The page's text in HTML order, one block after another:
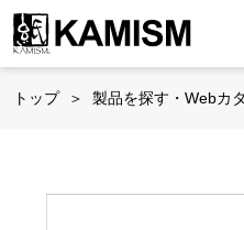
トップ 製品を探す・Webカ